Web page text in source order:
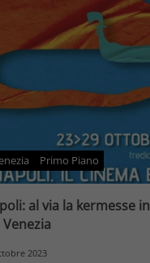
Primo Piano
al via la kermesse in
2023